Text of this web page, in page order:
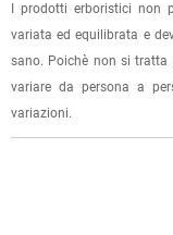
(selezionando
specificando
Dalla tuaArea
dell'ordine e lo stato
Per qualsiasi
I prodotti erboristici non
variata ed equilibrata e
sano. Poichè non si
variare da persona a
variazioni.